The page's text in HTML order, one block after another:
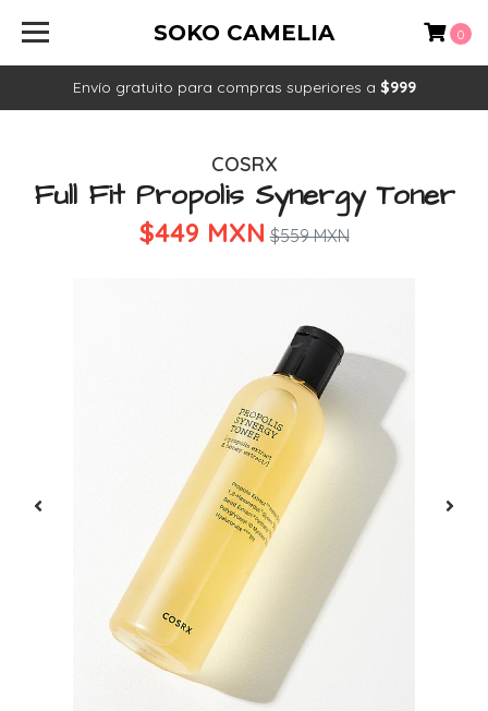
Envío gratuito para compras superiores a $999
SOKO CAMELIA 0
COSRX
Full Fit Propolis Synergy Toner
$449 MXN $559 MXN